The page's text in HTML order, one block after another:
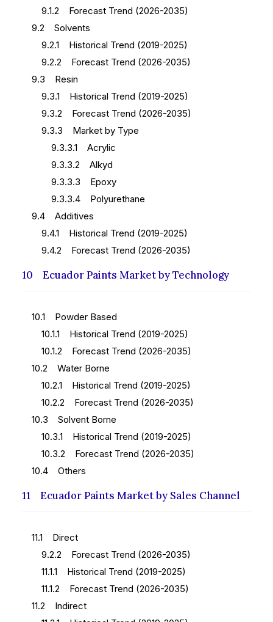
9.1.2 Forecast Trend (2026-2035)
9.2 Solvents
9.2.1 Historical Trend (2019-2025)
9.2.2 Forecast Trend (2026-2035)
9.3 Resin
9.3.1 Historical Trend (2019-2025)
9.3.2 Forecast Trend (2026-2035)
9.3.3 Market by Type
9.3.3.1 Acrylic
9.3.3.2 Alkyd
9.3.3.3 Epoxy
9.3.3.4 Polyurethane
9.4 Additives
9.4.1 Historical Trend (2019-2025)
9.4.2 Forecast Trend (2026-2035)
10 Ecuador Paints Market by Technology
10.1 Powder Based
10.1.1 Historical Trend (2019-2025)
10.1.2 Forecast Trend (2026-2035)
10.2 Water Borne
10.2.1 Historical Trend (2019-2025)
10.2.2 Forecast Trend (2026-2035)
10.3 Solvent Borne
10.3.1 Historical Trend (2019-2025)
10.3.2 Forecast Trend (2026-2035)
10.4 Others
11 Ecuador Paints Market by Sales Channel
11.1 Direct
9.2.2 Forecast Trend (2026-2035)
11.1.1 Historical Trend (2019-2025)
11.1.2 Forecast Trend (2026-2035)
11.2 Indirect